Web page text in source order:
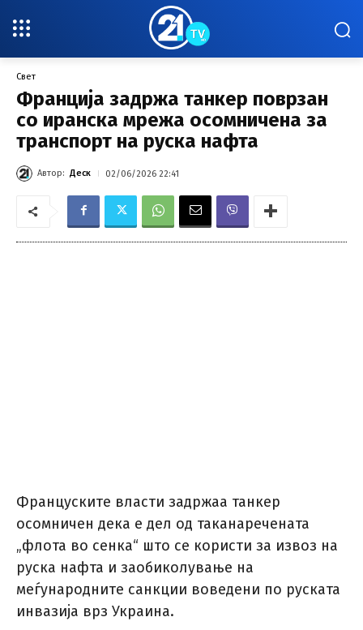
Свет
Франција задржа танкер поврзан
со иранска мрежа осомничена за
транспорт на руска нафта
Автор: Деск 02/06/2026 22:41
Француските власти задржаа танкер
осомничен дека е дел од таканаречената
„флота во сенка“ што се користи за извоз на
руска нафта и заобиколување на
меѓународните санкции воведени по руската
инвазија врз Украина.